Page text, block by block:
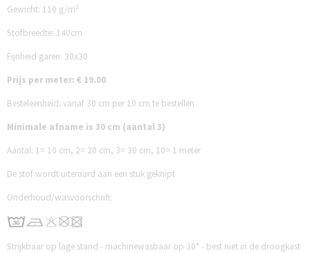
Gewicht: 110 g/m²
Stofbreedte: 140cm
Fijnheid garen: 30x30
Prijs per meter: € 19.00
Besteleenheid: vanaf 30 cm per 10 cm te bestellen
Minimale afname is 30 cm (aantal 3)
Aantal: 1= 10 cm, 2= 20 cm, 3= 30 cm, 10= 1 meter
De stof wordt uiteraard aan een stuk geknipt
Onderhoud/wasvoorschrift:
Strijkbaar op lage stand - machinewasbaar op 30° - best niet in de droogkast